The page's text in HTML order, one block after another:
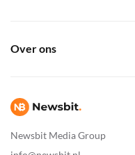
Newsbit Media Group
Over ons